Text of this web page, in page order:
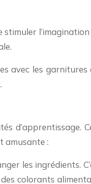
avec les
d’apprentissage.
amusante :
les ingrédients.
colorants